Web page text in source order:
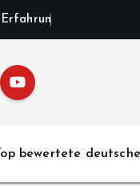
Erfa h run
Top bewertete